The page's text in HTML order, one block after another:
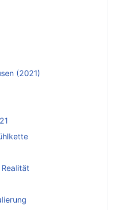
(2021)